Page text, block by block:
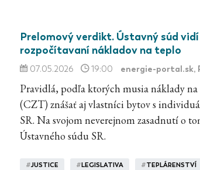
Prelomový verdikt. Ústavný súd
rozpočítavaní nákladov na teplo
07.05.2026 19:00 energie-portal.sk,
Pravidlá, podľa ktorých musia náklady
(CZT) znášať aj vlastníci bytov s
SR. Na svojom neverejnom zasadnutí o
Ústavného súdu SR.
#JUSTICE #LEGISLATIVA #TEPLÁRENSTVÍ